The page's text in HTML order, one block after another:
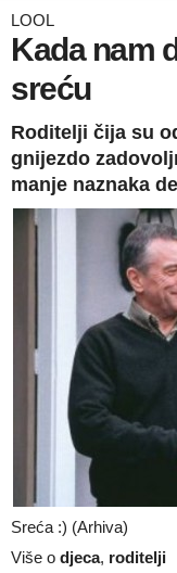
LOOL
Kada nam
sreću
Roditelji čija su
gnijezdo
manje naznaka
Sreća :) (Arhiva)
Više o djeca, roditelji